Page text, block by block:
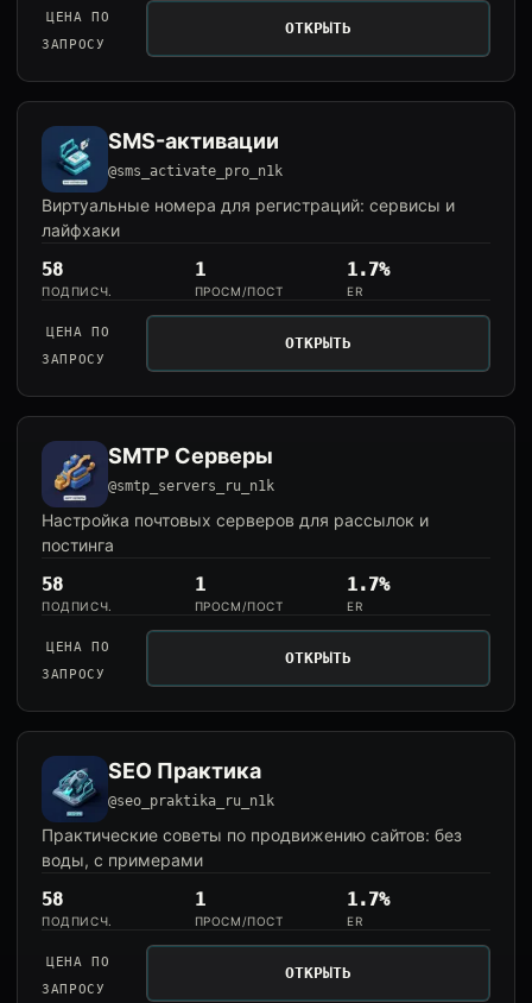
ЦЕНА ПО
ЗАПРОСУ
ОТКРЫТЬ
SMS-активации
@sms_activate_pro_n1k
Виртуальные номера для регистраций: сервисы и
лайфхаки
58
ПОДПИСЧ.
1
ПРОСМ/ПОСТ
1.7%
ER
ЦЕНА ПО
ЗАПРОСУ
ОТКРЫТЬ
SMTP Серверы
@smtp_servers_ru_n1k
Настройка почтовых серверов для рассылок и
постинга
58
ПОДПИСЧ.
1
ПРОСМ/ПОСТ
1.7%
ER
ЦЕНА ПО
ЗАПРОСУ
ОТКРЫТЬ
SEO Практика
@seo_praktika_ru_n1k
Практические советы по продвижению сайтов: без
воды, с примерами
58
ПОДПИСЧ.
1
ПРОСМ/ПОСТ
1.7%
ER
ЦЕНА ПО
ЗАПРОСУ
ОТКРЫТЬ